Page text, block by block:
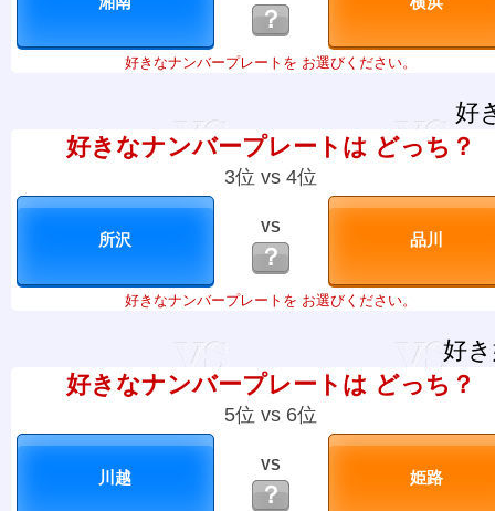
？
好きなナンバープレートを お選びください。
好
好きなナンバープレートは どっち？
3位 vs 4位
VS
？
好きなナンバープレートを お選びください。
好
好きなナンバープレートは どっち？
5位 vs 6位
VS
？